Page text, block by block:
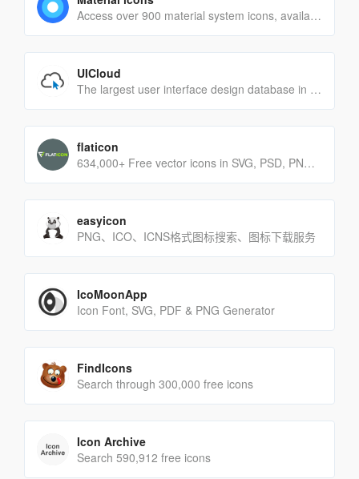
Access over 900 material system icons, available in a variety of sizes and densities, and as a web font.
UICloud
The largest user interface design database in the world.
flaticon
634,000+ Free vector icons in SVG, PSD, PNG, EPS format or as ICON FONT.
easyicon
PNG、ICO、ICNS格式图标搜索、图标下载服务
IcoMoonApp
Icon Font, SVG, PDF & PNG Generator
FindIcons
Search through 300,000 free icons
Icon Archive
Search 590,912 free icons